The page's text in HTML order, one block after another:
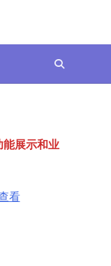
能展示和业
看